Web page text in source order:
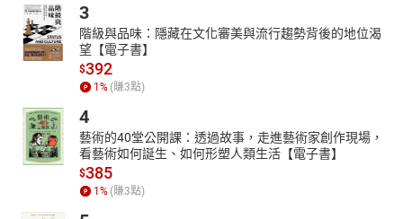
3
階級與品味：隱藏在文化審美與流行趨勢背後的地位渴
望【電子書】
$392
1 % (賺3點)
4
藝術的40堂公開課：透過故事，走進藝術家創作現場，
看藝術如何誕生、如何形塑人類生活【電子書】
$385
1 % (賺3點)